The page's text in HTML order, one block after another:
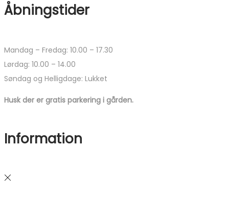
Åbningstider
Mandag – Fredag: 10.00 – 17.30
Lørdag: 10.00 – 14.00
Søndag og Helligdage: Lukket
Husk der er gratis parkering i gården.
Information